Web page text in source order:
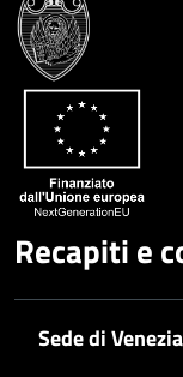
Recapiti e
Sede di